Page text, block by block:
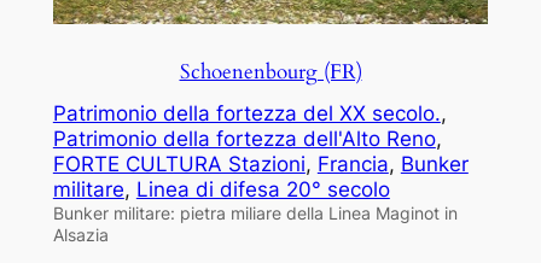
Schoenenbourg (FR)
Patrimonio della fortezza del XX secolo.
Patrimonio della fortezza dell'Alto Reno
FORTE CULTURA Stazioni, Francia, Bunker
militare, Linea di difesa 20° secolo
Bunker militare: pietra miliare della Linea Maginot in
Alsazia